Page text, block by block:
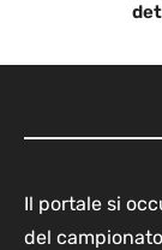
Il portale si
del